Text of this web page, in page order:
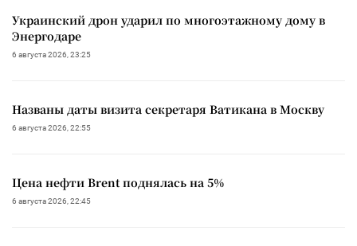
Украинский дрон ударил по многоэтажному дому в
Энергодаре
6 августа 2026, 23:25
Названы даты визита секретаря Ватикана в Москву
6 августа 2026, 22:55
Цена нефти Brent поднялась на 5%
6 августа 2026, 22:45